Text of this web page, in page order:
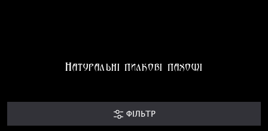
Натуральні пилкові пахощі
ФІЛЬТР